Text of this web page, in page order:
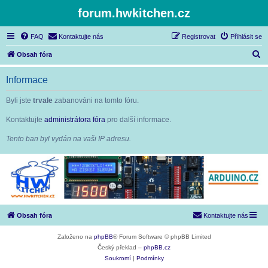
forum.hwkitchen.cz
FAQ Kontaktujte nás Přihlásit se
Registrovat
Obsah fóra
l
Informace
Byli jste trvale zabanováni na tomto fóru.
Kontaktujte administrátora fóra pro další informace.
Tento ban byl vydán na vaši IP adresu.
Obsah fóra Kontaktujte nás
Založeno na phpBB® Forum Software © phpBB Limited
Český překlad – phpBB.cz
Soukromí
Podmínky